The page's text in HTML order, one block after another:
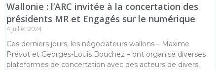
Wallonie : l’ARC invitée à la concertation des
présidents MR et Engagés sur le numérique
4 juillet 2024
Ces derniers jours, les négociateurs wallons – Maxime
Prévot et Georges-Louis Bouchez – ont organisé diverses
plateformes de concertation avec des acteurs de divers